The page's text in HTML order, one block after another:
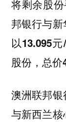
将剩余股
邦银行与新
以13.095
股份，总价
澳洲联邦
与新西兰